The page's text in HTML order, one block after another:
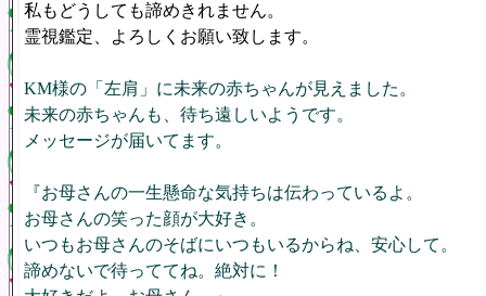
私もどうしても諦めきれません。
霊視鑑定、よろしくお願い致します。
KM様の「左肩」に未来の赤ちゃんが見えました。
未来の赤ちゃんも、待ち遠しいようです。
メッセージが届いてます。
『お母さんの一生懸命な気持ちは伝わっているよ。
お母さんの笑った顔が大好き。
いつもお母さんのそばにいつもいるからね、安心して。
諦めないで待っててね。絶対に！